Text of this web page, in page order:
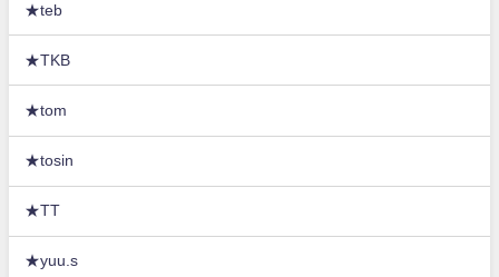
★teb
★TKB
★tom
★tosin
★TT
★yuu.s